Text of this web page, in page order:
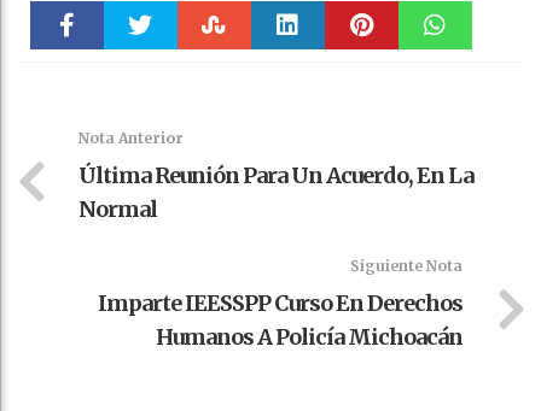
Nota Anterior
Última Reunión Para Un Acuerdo, En La
Normal
Siguiente Nota
Imparte IEESSPP Curso En Derechos
Humanos A Policía Michoacán